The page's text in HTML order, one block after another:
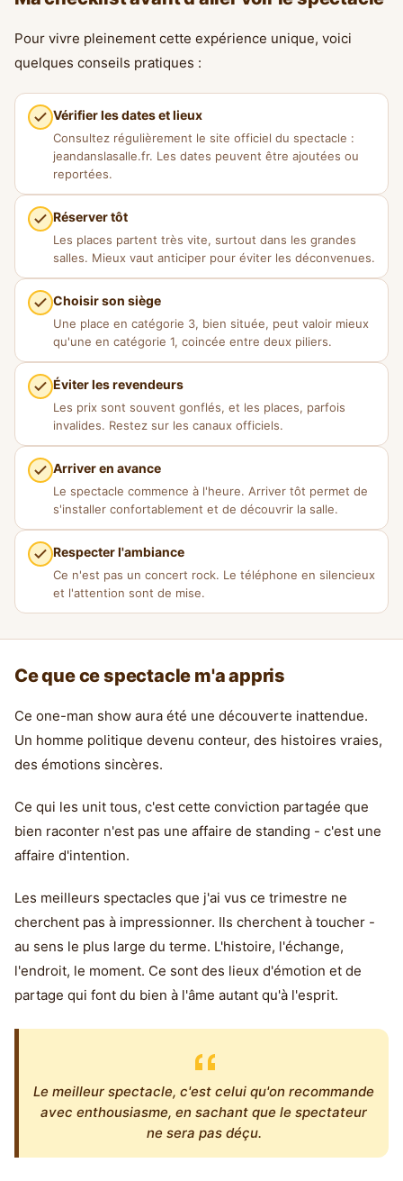
Pour vivre pleinement cette expérience unique, voici
quelques conseils pratiques :
Vérifier les dates et lieux
Consultez régulièrement le site officiel du spectacle :
jeandanslasalle.fr. Les dates peuvent être ajoutées ou
reportées.
Réserver tôt
Les places partent très vite, surtout dans les grandes
salles. Mieux vaut anticiper pour éviter les déconvenues.
Choisir son siège
Une place en catégorie 3, bien située, peut valoir mieux
qu'une en catégorie 1, coincée entre deux piliers.
Éviter les revendeurs
Les prix sont souvent gonflés, et les places, parfois
invalides. Restez sur les canaux officiels.
Arriver en avance
Le spectacle commence à l'heure. Arriver tôt permet de
s'installer confortablement et de découvrir la salle.
Respecter l'ambiance
Ce n'est pas un concert rock. Le téléphone en silencieux
et l'attention sont de mise.
Ce que ce spectacle m'a appris
Ce one-man show aura été une découverte inattendue.
Un homme politique devenu conteur, des histoires vraies,
des émotions sincères.
Ce qui les unit tous, c'est cette conviction partagée que
bien raconter n'est pas une affaire de standing - c'est une
affaire d'intention.
Les meilleurs spectacles que j'ai vus ce trimestre ne
cherchent pas à impressionner. Ils cherchent à toucher -
au sens le plus large du terme. L'histoire, l'échange,
l'endroit, le moment. Ce sont des lieux d'émotion et de
partage qui font du bien à l'âme autant qu'à l'esprit.
Le meilleur spectacle, c'est celui qu'on recommande
avec enthousiasme, en sachant que le spectateur
ne sera pas déçu.